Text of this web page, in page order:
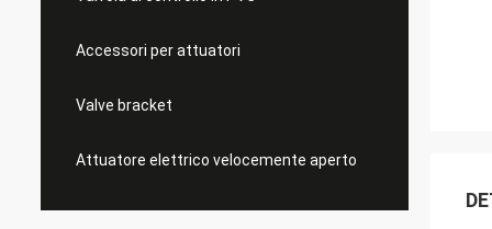
Accessori per attuatori
Valve bracket
Attuatore elettrico velocemente aperto